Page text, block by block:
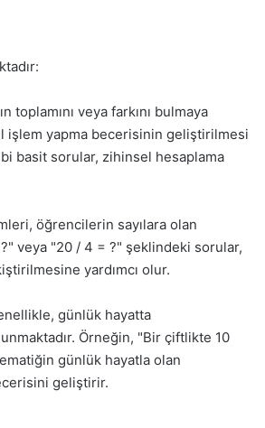
toplamını veya farkını bulmaya
işlem yapma becerisinin geliştirilmesi
basit sorular, zihinsel hesaplama
öğrencilerin sayılara olan
veya "20 / 4 = ?" şeklindeki sorular,
yardımcı olur.
günlük hayatta
Örneğin, "Bir çiftlikte 10
günlük hayatla olan
geliştirir.